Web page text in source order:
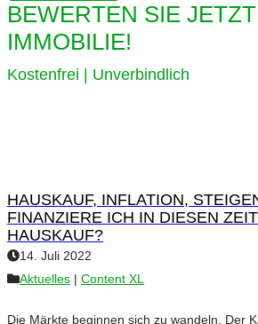
BEWERTEN SIE
IMMOBILIE!
Kostenfrei | Unverbindlich
HAUSKAUF, INFLATION,
FINANZIERE ICH IN DIESEN
HAUSKAUF?
14. Juli 2022
Aktuelles | Content XL
Die Märkte beginnen sich zu wandeln. Der